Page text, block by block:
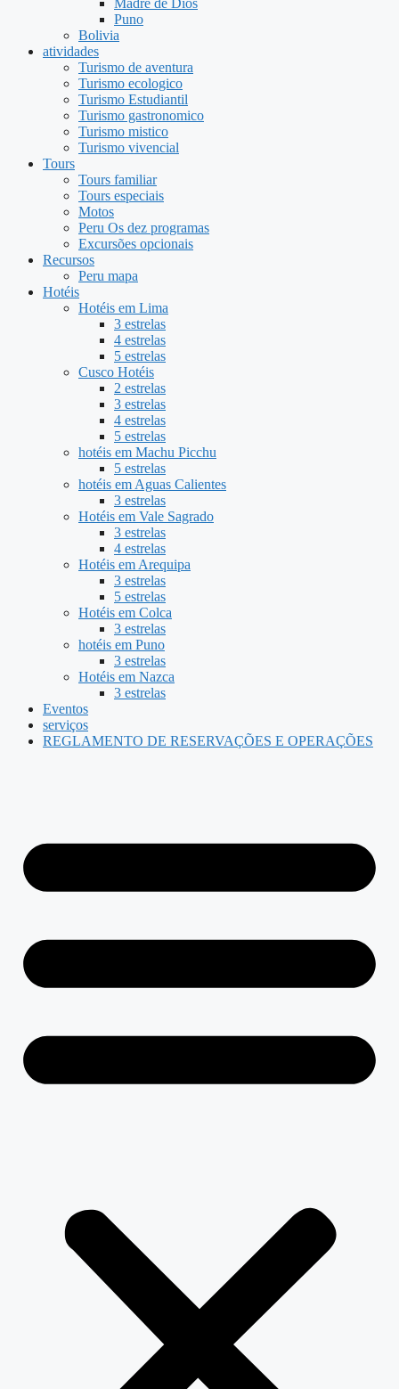
Puno
Bolivia
atividades
Turismo de aventura
Turismo ecologico
Turismo Estudiantil
Turismo gastronomico
Turismo mistico
Turismo vivencial
Tours
Tours familiar
Tours especiais
Motos
Peru Os dez programas
Excursões opcionais
Recursos
Peru mapa
Hotéis
Hotéis em Lima
3 estrelas
4 estrelas
5 estrelas
Cusco Hotéis
2 estrelas
3 estrelas
4 estrelas
5 estrelas
hotéis em Machu Picchu
5 estrelas
hotéis em Aguas Calientes
3 estrelas
Hotéis em Vale Sagrado
3 estrelas
4 estrelas
Hotéis em Arequipa
3 estrelas
5 estrelas
Hotéis em Colca
3 estrelas
hotéis em Puno
3 estrelas
Hotéis em Nazca
3 estrelas
Eventos
serviços
REGLAMENTO DE RESERVAÇÕES E OPERAÇÕES